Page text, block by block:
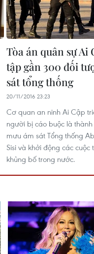
Tòa án quân sự Ai
tập gần 300 đối
sát tổng thống
20/11/2016 23:23
Cơ quan an ninh Ai Cập
người bị cáo buộc là thành
mưu ám sát Tổng thống
Sisi và khởi động các cuộc
khủng bố trong nước.